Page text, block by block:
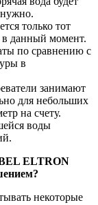
нужно.
только тот
в данный момент.
по сравнению с
в
занимают
для небольших
на счету.
воды
ELTRON
некоторые